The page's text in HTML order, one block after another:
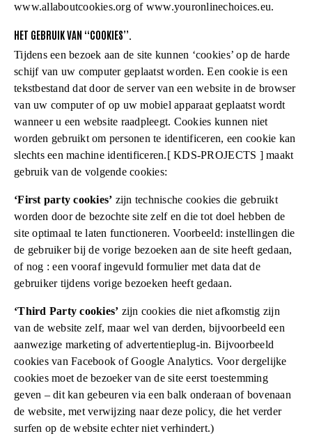
www.allaboutcookies.org of www.youronlinechoices.eu.
HET GEBRUIK VAN “COOKIES”.
Tijdens een bezoek aan de site kunnen ‘cookies’ op de harde
schijf van uw computer geplaatst worden. Een cookie is een
tekstbestand dat door de server van een website in de browser
van uw computer of op uw mobiel apparaat geplaatst wordt
wanneer u een website raadpleegt. Cookies kunnen niet
worden gebruikt om personen te identificeren, een cookie kan
slechts een machine identificeren.[ KDS-PROJECTS ] maakt
gebruik van de volgende cookies:
‘First party cookies’ zijn technische cookies die gebruikt
worden door de bezochte site zelf en die tot doel hebben de
site optimaal te laten functioneren. Voorbeeld: instellingen die
de gebruiker bij de vorige bezoeken aan de site heeft gedaan,
of nog : een vooraf ingevuld formulier met data dat de
gebruiker tijdens vorige bezoeken heeft gedaan.
‘Third Party cookies’ zijn cookies die niet afkomstig zijn
van de website zelf, maar wel van derden, bijvoorbeeld een
aanwezige marketing of advertentieplug-in. Bijvoorbeeld
cookies van Facebook of Google Analytics. Voor dergelijke
cookies moet de bezoeker van de site eerst toestemming
geven – dit kan gebeuren via een balk onderaan of bovenaan
de website, met verwijzing naar deze policy, die het verder
surfen op de website echter niet verhindert.)